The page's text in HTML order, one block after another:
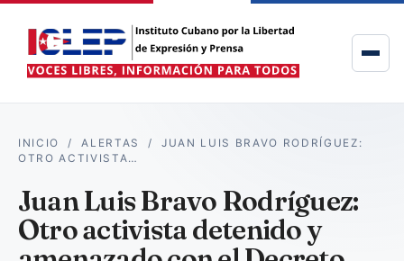
INICIO /ALERTAS /JUAN LUIS BRAVO RODRÍGUEZ:
OTRO ACTIVISTA…
Juan Luis Bravo Rodríguez:
Otro activista detenido y